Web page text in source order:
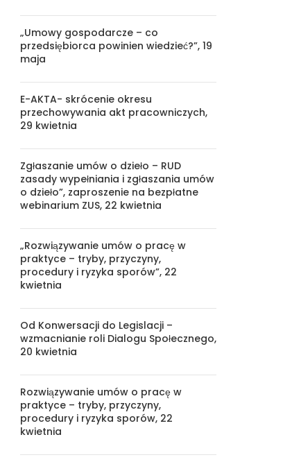
„Umowy gospodarcze – co
przedsiębiorca powinien wiedzieć?”, 19
maja
E-AKTA- skrócenie okresu
przechowywania akt pracowniczych,
29 kwietnia
Zgłaszanie umów o dzieło – RUD
zasady wypełniania i zgłaszania umów
o dzieło”, zaproszenie na bezpłatne
webinarium ZUS, 22 kwietnia
„Rozwiązywanie umów o pracę w
praktyce – tryby, przyczyny,
procedury i ryzyka sporów”, 22
kwietnia
Od Konwersacji do Legislacji –
wzmacnianie roli Dialogu Społecznego,
20 kwietnia
Rozwiązywanie umów o pracę w
praktyce – tryby, przyczyny,
procedury i ryzyka sporów, 22
kwietnia